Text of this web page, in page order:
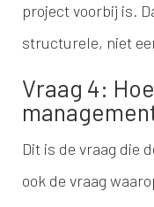
project voorbij is.
structurele, niet
Vraag 4:
Dit is de vraag die
ook de vraag